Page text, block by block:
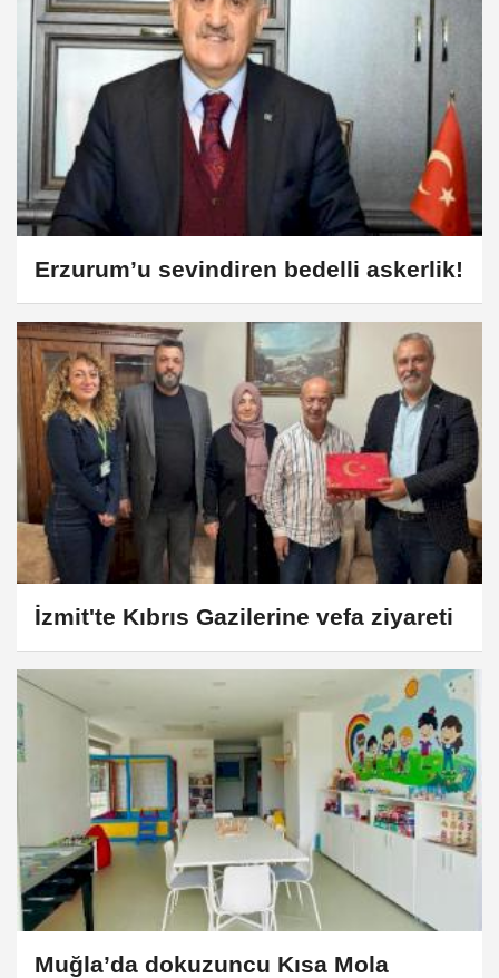
Erzurum’u sevindiren bedelli askerlik!
İzmit'te Kıbrıs Gazilerine vefa ziyareti
Muğla’da dokuzuncu Kısa Mola